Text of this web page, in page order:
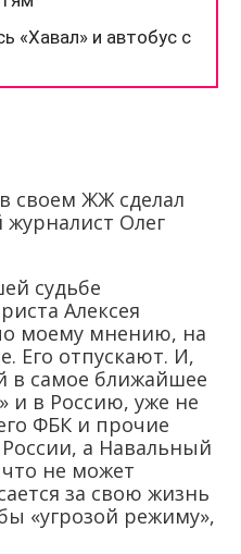
своем ЖЖ сделал
Олег
судьбе
Алексея
моему мнению, на
Его отпускают. И,
в самое ближайшее
и в Россию, уже не
ФБК и прочие
а Навальный
не может
за свою жизнь
«угрозой режиму»,